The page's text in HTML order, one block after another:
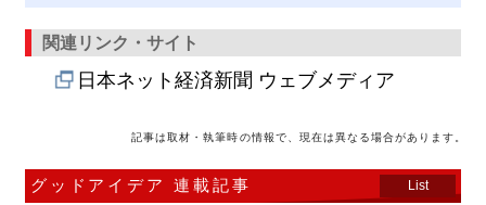
関連リンク・サイト
日本ネット経済新聞 ウェブメディア
記事は取材・執筆時の情報で、現在は異なる場合があります。
グッドアイデア 連載記事 List